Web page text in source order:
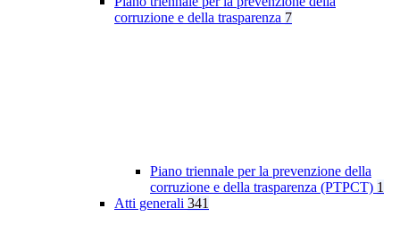
corruzione e della trasparenza 7
Piano triennale per la prevenzione della
corruzione e della trasparenza (PTPCT) 1
Atti generali 341